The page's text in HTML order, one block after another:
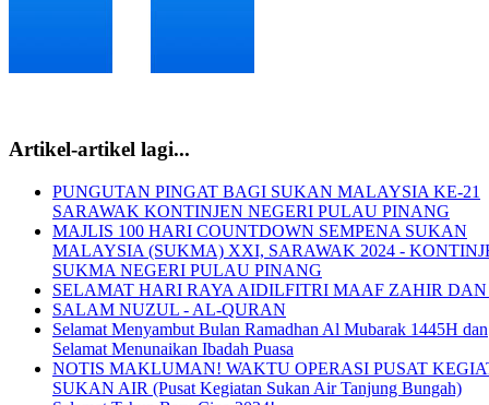
Artikel-artikel lagi...
PUNGUTAN PINGAT BAGI SUKAN MALAYSIA KE-21
SARAWAK KONTINJEN NEGERI PULAU PINANG
MAJLIS 100 HARI COUNTDOWN SEMPENA SUKAN
MALAYSIA (SUKMA) XXI, SARAWAK 2024 -
SUKMA NEGERI PULAU PINANG
SELAMAT HARI RAYA AIDILFITRI MAAF ZAHIR
SALAM NUZUL - AL-QURAN
Selamat Menyambut Bulan Ramadhan Al Mubarak 1445H dan
Selamat Menunaikan Ibadah Puasa
NOTIS MAKLUMAN! WAKTU OPERASI PUSAT
SUKAN AIR (Pusat Kegiatan Sukan Air Tanjung Bungah)